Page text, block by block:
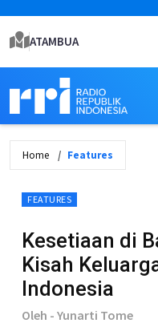
ATAMBUA
Home Features
FEATURES
Kesetiaan di
Kisah
Indonesia
Oleh - Yunarti Tome